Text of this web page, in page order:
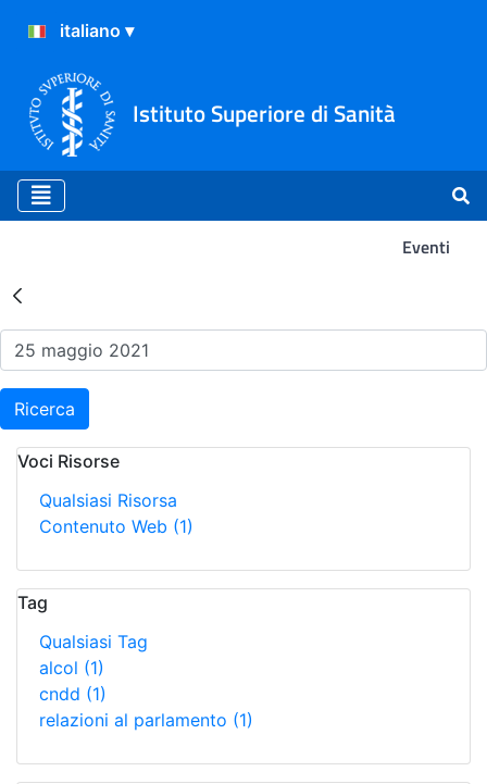
Istituto Superiore di Sanità
Eventi
Risultati della Ricerca -
Ricerca
Voci Risorse
Qualsiasi Risorsa
Contenuto Web (1)
Tag
Qualsiasi Tag
alcol (1)
cndd (1)
relazioni al parlamento (1)